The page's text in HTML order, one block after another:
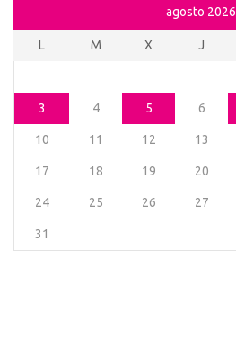
agosto 2026
L M X J
3 4 5 6
10 11 12 13
17 18 19 20
24 25 26 27
31